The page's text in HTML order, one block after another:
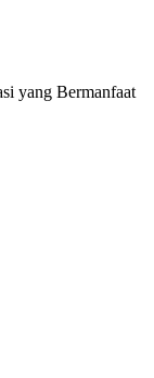
yang Bermanfaat